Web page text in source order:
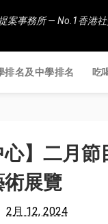
案事務所 — No.1香港
排名及中學排名 吃
心】二月
展覽
2月 12, 2024